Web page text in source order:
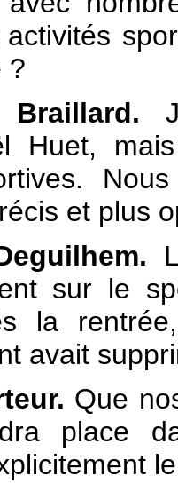
?
Huet,
et plus
sur le
la
avait
Que
place